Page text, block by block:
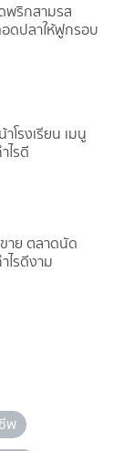
พริกสามรส
ดปลาให้ฟูกรอบ
โรงเรียน เมนู
ไรดี
าย ตลาดนัด
ไรดีงาม
พ